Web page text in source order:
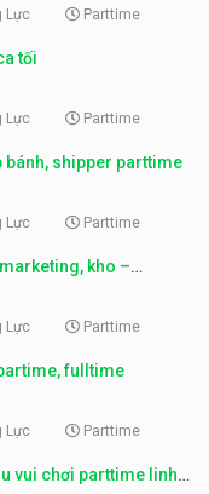
Lực Parttime
tối
Lực Parttime
bánh, shipper parttime
Lực Parttime
kho –
Lực Parttime
fulltime
Lực Parttime
vui chơi parttime linh